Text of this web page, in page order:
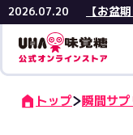
2026.07.20 【お盆
トップ 瞬間サプ